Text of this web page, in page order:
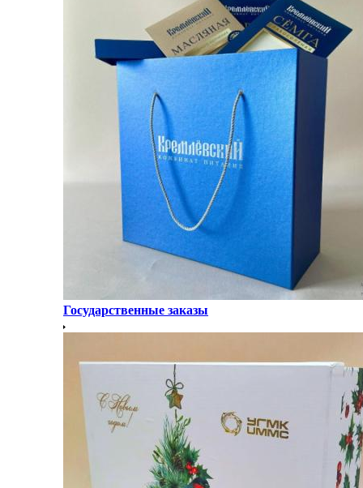
Государственные заказы